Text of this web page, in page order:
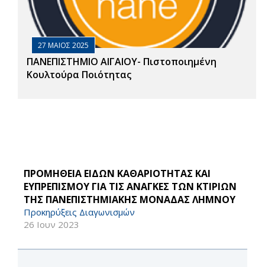
27 ΜΑΙΟΣ 2025
ΠΑΝΕΠΙΣΤΗΜΙΟ ΑΙΓΑΙΟΥ- Πιστοποιημένη
Κουλτούρα Ποιότητας
ΠΡΟΜΗΘΕΙΑ ΕΙΔΩΝ ΚΑΘΑΡΙΟΤΗΤΑΣ ΚΑΙ
ΕΥΠΡΕΠΙΣΜΟΥ ΓΙΑ ΤΙΣ ΑΝΑΓΚΕΣ ΤΩΝ ΚΤΙΡΙΩΝ
ΤΗΣ ΠΑΝΕΠΙΣΤΗΜΙΑΚΗΣ ΜΟΝΑΔΑΣ ΛΗΜΝΟΥ
Προκηρύξεις Διαγωνισμών
26 Ιουν 2023